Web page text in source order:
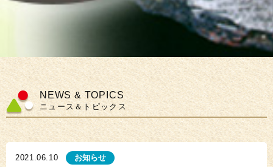
NEWS & TOPICS
ニュース＆トピックス
2021.06.10 お知らせ